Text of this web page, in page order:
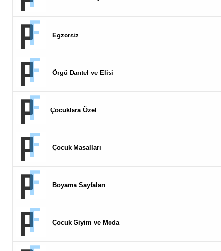
Egzersiz
Örgü Dantel ve Elişi
Çocuklara Özel
Çocuk Masalları
Boyama Sayfaları
Çocuk Giyim ve Moda